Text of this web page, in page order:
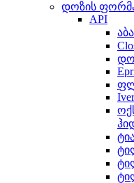
დოზის
API